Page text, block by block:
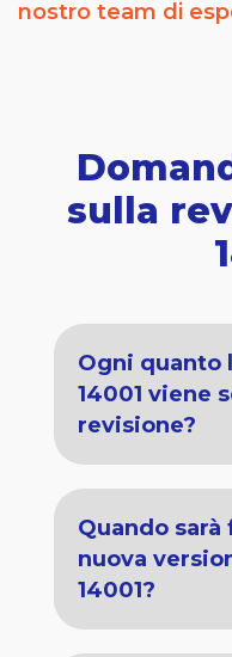
nostro team di
sulla
Ogni quanto
14001 viene
revisione?
Quando sarà
nuova
14001?